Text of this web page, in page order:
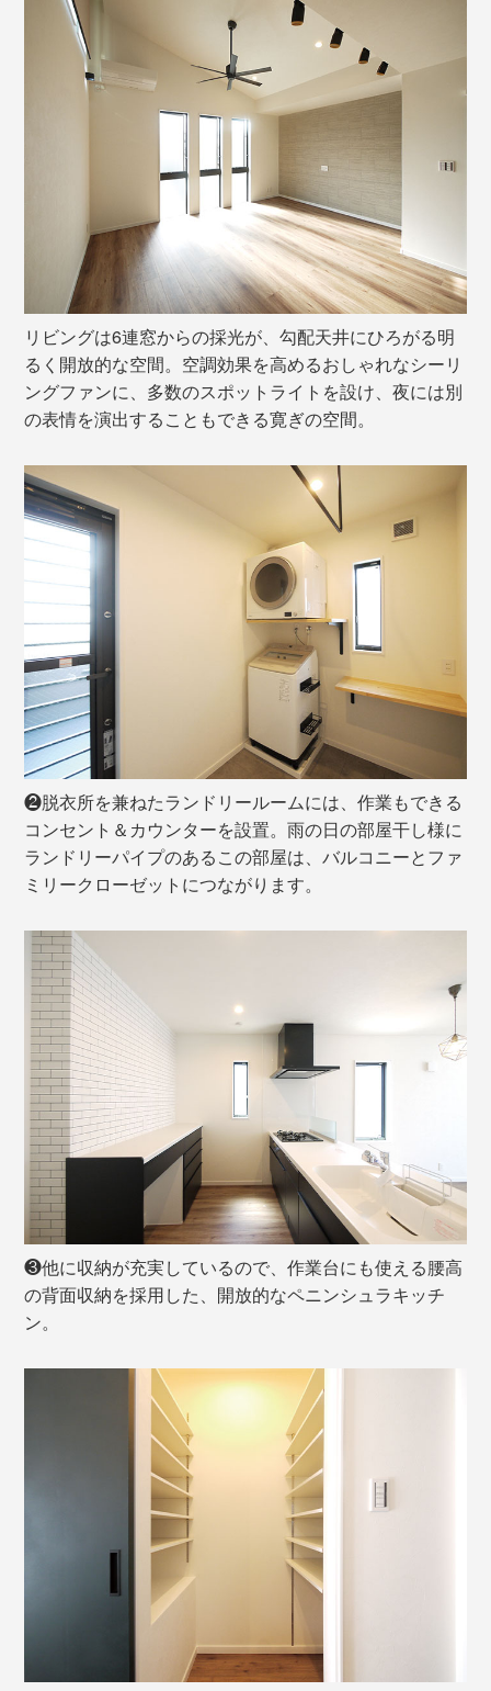
リビングは6連窓からの採光が、勾配天井にひろがる明
るく開放的な空間。空調効果を高めるおしゃれなシーリ
ングファンに、多数のスポットライトを設け、夜には別
の表情を演出することもできる寛ぎの空間。
❷脱衣所を兼ねたランドリールームには、作業もできる
コンセント＆カウンターを設置。雨の日の部屋干し様に
ランドリーパイプのあるこの部屋は、バルコニーとファ
ミリークローゼットにつながります。
❸他に収納が充実しているので、作業台にも使える腰高
の背面収納を採用した、開放的なペニンシュラキッチ
ン。